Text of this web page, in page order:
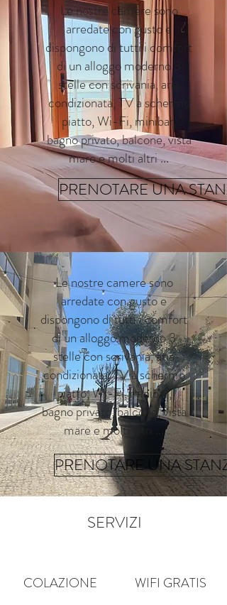
Le nostre camere sono
arredate con gusto e
dispongono di tutti i comfort
di un alloggo moderno 3
stelle con scrivania, aria
condizionata, TV a schermo
piatto, Wi-Fi, minibar,
bagno privato, balcone, vista
mare e molti altri ...
PRENOTARE UNA
Le nostre camere sono
arredate con gusto e
dispongono di tutti i comfort
di un alloggo moderno 3
stelle con scrivania, aria
condizionata, TV a schermo
piatto, Wi-Fi, minibar,
bagno privato, balcone, vista
mare e molti altri ...
PRENOTARE UNA
SERVIZI
COLAZIONE WIFI GRATIS